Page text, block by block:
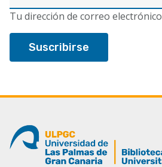
electrónico
Tu dirección de correo electrónico